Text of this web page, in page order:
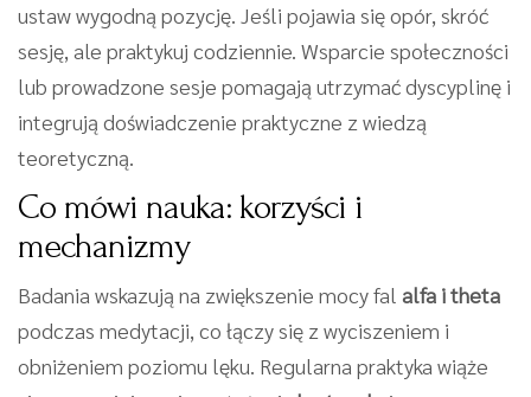
ustaw wygodną pozycję. Jeśli pojawia się opór, skróć
sesję, ale praktykuj codziennie. Wsparcie społeczności
lub prowadzone sesje pomagają utrzymać dyscyplinę i
integrują doświadczenie praktyczne z wiedzą
teoretyczną.
Co mówi nauka: korzyści i
mechanizmy
Badania wskazują na zwiększenie mocy fal alfa i theta
podczas medytacji, co łączy się z wyciszeniem i
obniżeniem poziomu lęku. Regularna praktyka wiąże